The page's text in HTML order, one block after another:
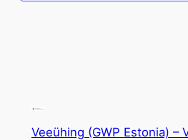
Veeühing (GWP Estonia) –